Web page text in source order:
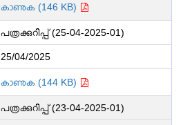
കാണുക (146 KB)
പത്രക്കുറിപ്പ് (25-04-2025-01)
25/04/2025
കാണുക (144 KB)
പത്രക്കുറിപ്പ് (23-04-2025-01)